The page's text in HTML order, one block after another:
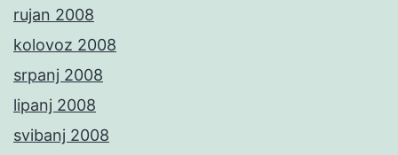
rujan 2008
kolovoz 2008
srpanj 2008
lipanj 2008
svibanj 2008